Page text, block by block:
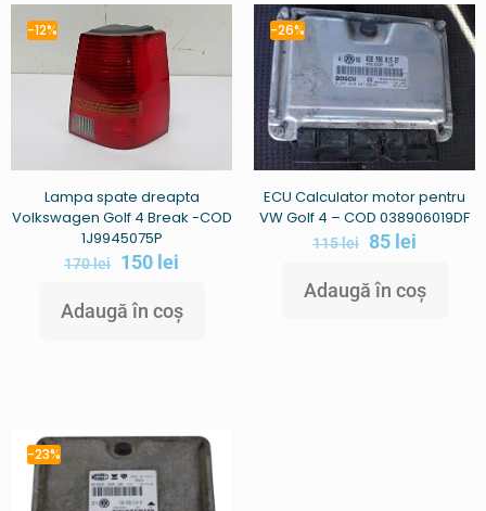
-12%
Lampa spate dreapta
Volkswagen Golf 4 Break -COD
1J9945075P
170lei 150 lei
Adaugă în coș
-26%
ECU Calculator motor pentru
VW Golf 4 – COD 038906019DF
115lei 85 lei
Adaugă în coș
-23%